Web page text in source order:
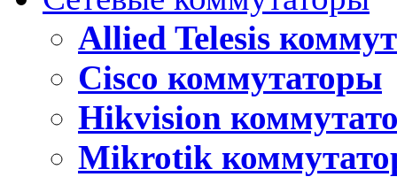
Allied Telesis
Cisco коммутаторы
Hikvision
Mikrotik